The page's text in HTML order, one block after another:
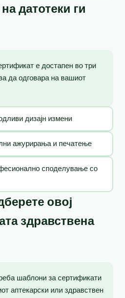
датотеки ги
е достапен во три
да одговара на вашиот
дизајн измени
ажурирања и печатење
споделување со
овој
здравствена
шаблони за сертификати
аптекарски или здравствен